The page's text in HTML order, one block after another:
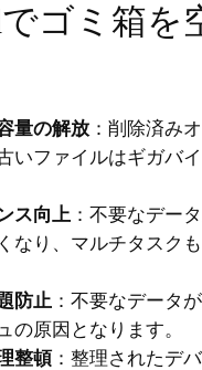
ゴミ箱を
量の解放 ：削除済み
いファイルはギガバ
ス向上 ：不要なデー
なり、マルチタスク
防止 ：不要なデータ
の原因となります。
整頓：整理されたデ